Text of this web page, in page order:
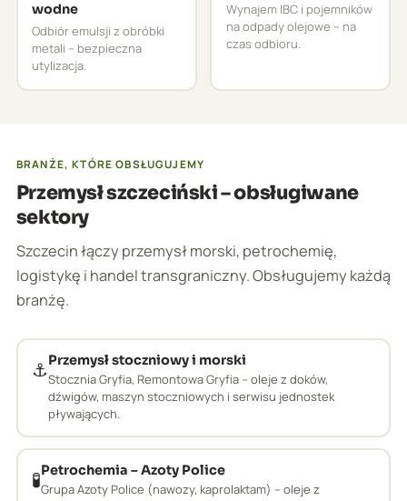
wodne
Odbiór emulsji z obróbki
metali – bezpieczna
utylizacja.
Wynajem IBC i pojemników
na odpady olejowe – na
czas odbioru.
BRANŻE, KTÓRE OBSŁUGUJEMY
Przemysł szczeciński – obsługiwane
sektory
Szczecin łączy przemysł morski, petrochemię,
logistykę i handel transgraniczny. Obsługujemy każdą
branżę.
⚓Przemysł stoczniowy i morski
Stocznia Gryfia, Remontowa Gryfia – oleje z doków,
dźwigów, maszyn stoczniowych i serwisu jednostek
pływających.
🧪Petrochemia – Azoty Police
Grupa Azoty Police (nawozy, kaprolaktam) – oleje z